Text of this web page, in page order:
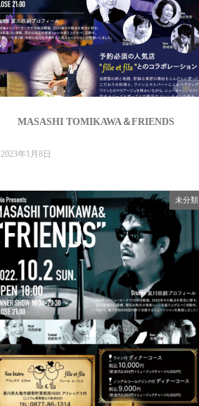
0
MASASHI TOMIKAWA＆FRIENDS
2023年1月8日
未分類